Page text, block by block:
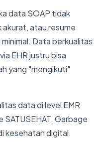
data SOAP tidak
atau resume
Data berkualitas
EHR justru bisa
yang "mengikuti"
data di level EMR
SATUSEHAT. Garbage
kesehatan digital.